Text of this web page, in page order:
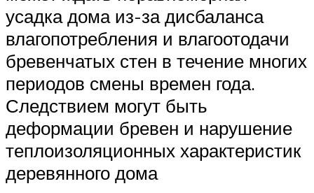
усадка дома из-за дисбаланса
влагопотребления и влагоотодачи
бревенчатых стен в течение многих
периодов смены времен года.
Следствием могут быть
деформации бревен и нарушение
теплоизоляционных характеристик
деревянного дома